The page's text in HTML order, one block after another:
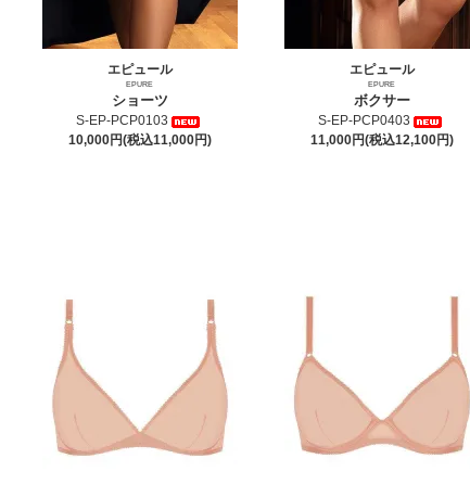
エピュール
EPURE
ショーツ
S-EP-PCP0103
10,000円(税込11,000円)
エピュール
EPURE
ボクサー
S-EP-PCP0403
11,000円(税込12,100円)